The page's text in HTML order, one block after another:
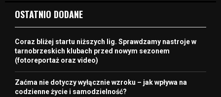
OSTATNIO DODANE
Coraz bliżej startu niższych lig. Sprawdzamy nastroje w
tarnobrzeskich klubach przed nowym sezonem
(fotoreportaż oraz video)
Zaćma nie dotyczy wyłącznie wzroku – jak wpływa na
codzienne życie i samodzielność?